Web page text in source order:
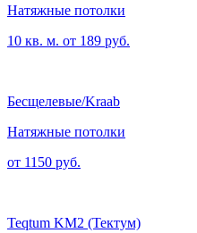
Натяжные потолки
10 кв. м. от 189 руб.
Бесщелевые/Kraab
Натяжные потолки
от 1150 руб.
Teqtum KM2 (Тектум)